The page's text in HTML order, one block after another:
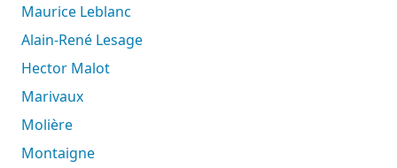
Maurice Leblanc
Alain-René Lesage
Hector Malot
Marivaux
Molière
Montaigne